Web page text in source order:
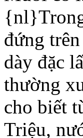
đứng
dày đặc
thường
cho biết
Triệu,